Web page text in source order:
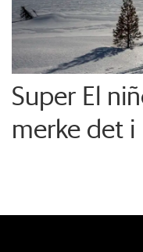
Super El
merke det i